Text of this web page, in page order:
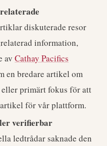
diskuterade resor
information,
av Cathay Pacifics
en bredare artikel om
primärt fokus för att
för vår plattform.
verifierbar
ledtrådar saknade den